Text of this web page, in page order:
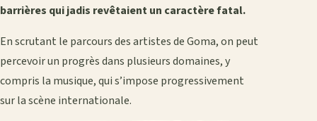
barrières qui jadis revêtaient un caractère fatal.
En scrutant le parcours des artistes de Goma, on peut
percevoir un progrès dans plusieurs domaines, y
compris la musique, qui s’impose progressivement
sur la scène internationale.